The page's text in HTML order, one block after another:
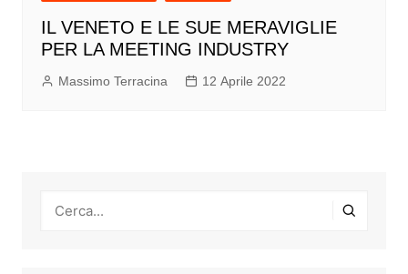
IL VENETO E LE SUE MERAVIGLIE
PER LA MEETING INDUSTRY
Massimo Terracina 12 Aprile 2022